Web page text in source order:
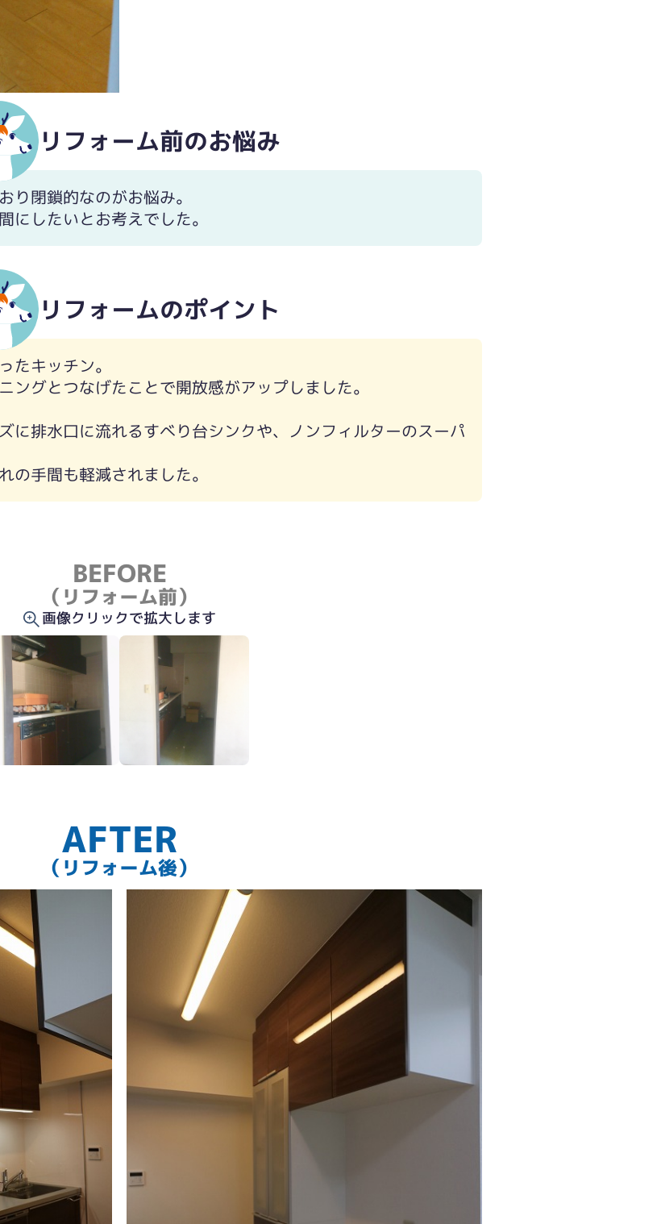
リフォーム前のお悩み
り閉鎖的なのがお悩み。
にしたいとお考えでした。
リフォームのポイント
たキッチン。
ングとつなげたことで開放感がアップしました。
に排水口に流れるすべり台シンクや、ノンフィルターのスーパ
の手間も軽減されました。
BEFORE
（リフォーム前）
画像クリックで拡大します
AFTER
（リフォーム後）